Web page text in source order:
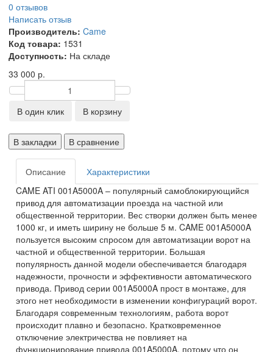
0 отзывов
Написать отзыв
Производитель: Came
Код товара: 1531
Доступность: На складе
33 000 р.
В один клик В корзину
В закладки В сравнение
Описание
Характеристики
CAME ATI 001A5000A – популярный самоблокирующийся
привод для автоматизации проезда на частной или
общественной территории. Вес створки должен быть менее
1000 кг, и иметь ширину не больше 5 м. CAME 001A5000A
пользуется высоким спросом для автоматизации ворот на
частной и общественной территории. Большая
популярность данной модели обеспечивается благодаря
надежности, прочности и эффективности автоматического
привода. Привод серии 001A5000A прост в монтаже, для
этого нет необходимости в изменении конфигураций ворот.
Благодаря современным технологиям, работа ворот
происходит плавно и безопасно. Кратковременное
отключение электричества не повлияет на
функционирование привода 001A5000A, потому что он